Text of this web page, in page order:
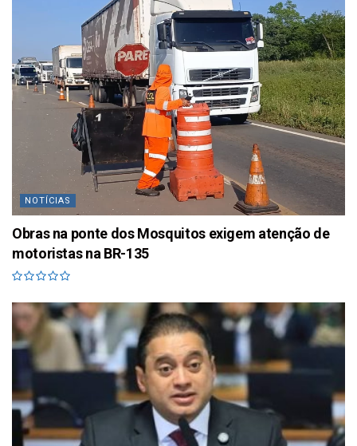
NOTÍCIAS
Obras na ponte dos Mosquitos exigem atenção de
motoristas na BR-135